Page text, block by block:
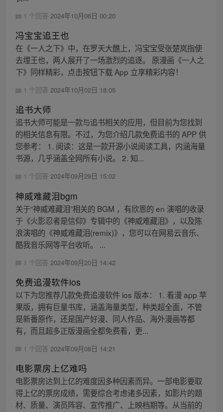
1 个回答 2024年10月06日 00:20
冯宝宝追王也
在《一人之下》中，在罗天大醮上，冯宝宝受张楚岚指使
去埋王也，两人展开了一场激烈的追逐。 原漫画《一人之
下》同样精彩，点击按钮下载 App 立享精彩内容！
1 个回答 2024年10月02日 18:05
追书大师
追书大师可能是一款与追书相关的应用，但目前为您找到
的相关信息有限。不过，为您介绍几款免费追书的 APP 供
您参考： 1. 阅读：这是一款开源小说阅读工具，内涵海量
书源，几乎涵盖全网所有小说。 2. 知...
1 个回答 2024年09月29日 15:02
神威难藏泪bgm
关于“神威难藏泪”相关的 BGM ，有欣恩的 en 演唱的收录
于《火影忍者是信仰》专辑中的《神威难藏泪》，以及陈
浪演唱的《神威难藏泪(remix)》，您可以在网易云音乐、
酷我音乐网等平台收听。 ...
1 个回答 2024年09月20日 14:42
免费追漫软件ios
以下为您推荐几款免费追漫软件 ios 版本： 1. 看漫 app 苹
果版，拥有巨量书库，涵盖海量类型，种类超全面，不管
是新番原作，还是国产好漫、同人作品、海外漫画等都
有，而且超多正版漫画全都免费看，更...
1 个回答 2024年09月08日 14:21
电影票房上亿难吗
电影票房达到上亿的难度因多种因素而异。一部电影要取
得上亿的票房成绩，需要综合考虑诸多因素，如影片的题
材、质量、演员阵容、宣传推广、上映档期等。从当前的